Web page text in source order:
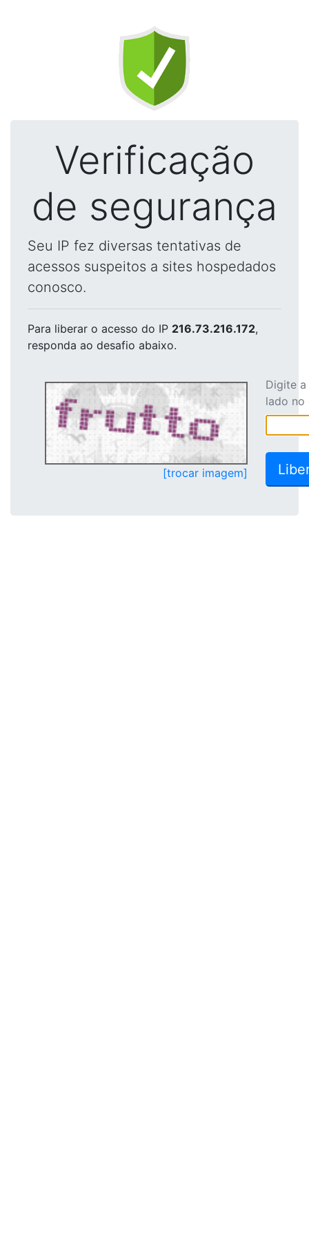
Verificação
de segurança
Seu IP fez diversas tentativas de
acessos suspeitos a sites hospedados
conosco.
Para liberar o acesso do IP 216.73.216.172,
responda ao desafio abaixo.
[trocar imagem]
Digite
lado no